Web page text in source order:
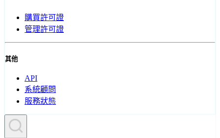
購買許可證
管理許可證
其他
API
系統顧問
服務狀態